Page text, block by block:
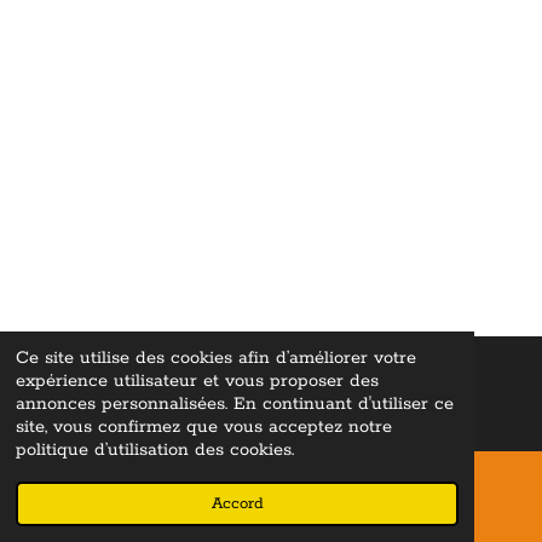
Ce site utilise des cookies afin d’améliorer votre
expérience utilisateur et vous proposer des
annonces personnalisées. En continuant d'utiliser ce
site, vous confirmez que vous acceptez notre
politique d’utilisation des cookies.
Accord
© 2022 - 2026 Whisky Lovers Encyclopediae ©"Tous droitsréservés"
Propulsé parWebador
Téléphone